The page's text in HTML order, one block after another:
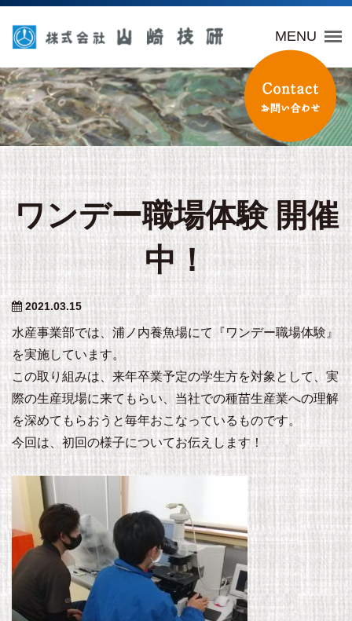
MENU
ワンデー職場体験 開催
中！
2021.03.15
水産事業部では、浦ノ内養魚場にて『ワンデー職場体験』
を実施しています。
この取り組みは、来年卒業予定の学生方を対象として、実
際の生産現場に来てもらい、当社での種苗生産業への理解
を深めてもらおうと毎年おこなっているものです。
今回は、初回の様子についてお伝えします！